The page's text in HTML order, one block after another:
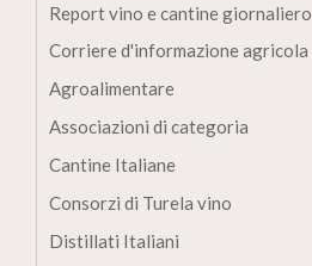
Report vino e cantine giornaliero
Corriere d'informazione agricola
Agroalimentare
Associazioni di categoria
Cantine Italiane
Consorzi di Turela vino
Distillati Italiani